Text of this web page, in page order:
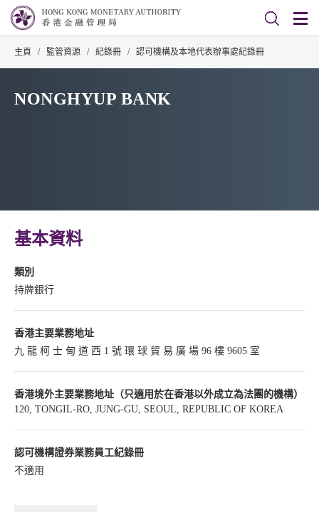
主頁 / 監管資源 / 紀錄冊 / 認可機構及本地代表辦事處紀錄冊
NONGHYUP BANK
基本資料
類別
持牌銀行
香港主要業務地址
九 龍 柯 士 甸 道 西 1 號 環 球 貿 易 廣 場 96 樓 9605 室
香港境外主要業務地址（只適用於在香港以外成立為法團的機構）
120, TONGIL-RO, JUNG-GU, SEOUL, REPUBLIC OF KOREA
認可機構證券業務員工紀錄冊
不適用